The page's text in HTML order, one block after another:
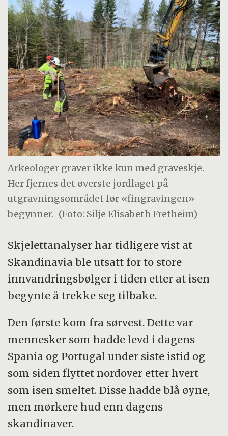
Arkeologer graver ikke kun med graveskje.
Her fjernes det øverste jordlaget på
utgravningsområdet før «fingravingen»
begynner. (Foto: Silje Elisabeth Fretheim)
Skjelettanalyser har tidligere vist at
Skandinavia ble utsatt for to store
innvandringsbølger i tiden etter at isen
begynte å trekke seg tilbake.
Den første kom fra sørvest. Dette var
mennesker som hadde levd i dagens
Spania og Portugal under siste istid og
som siden flyttet nordover etter hvert
som isen smeltet. Disse hadde blå øyne,
men mørkere hud enn dagens
skandinaver.